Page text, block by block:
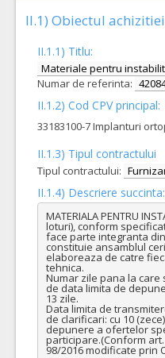
II.1) Obiectul achizitiei
II.1.1) Titlu:
Materiale pentru
Numar de referinta:
II.1.2) Cod CPV principal:
33183100-7 Implanturi
II.1.3) Tipul contractului
Tipul contractului:
II.1.4) Descriere succinta:
MATERIALA PENTRU
loturi), conform
face parte integranta
constituie ansamblul
elaboreaza de catre
tehnica.
Numar zile pana la
de data limita de
13 zile.
Data limita de
de clarificari: cu 10
depunere a ofertelor
participare.(Conform
98/2016 modificate prin